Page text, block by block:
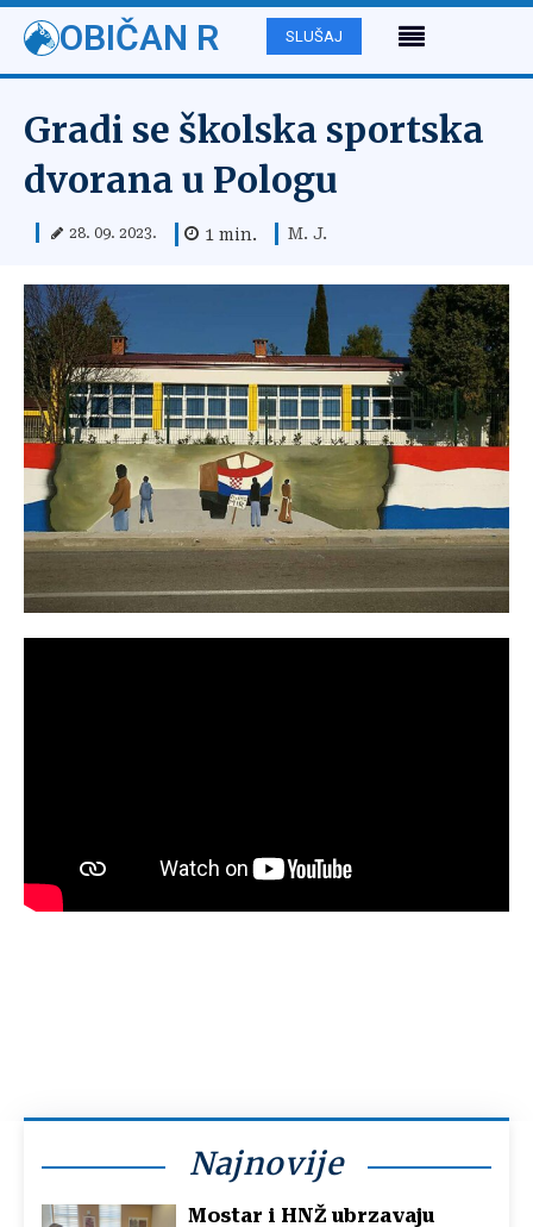
OBIČAN R SLUŠAJ
Gradi se školska sportska
dvorana u Pologu
28. 09. 2023. 1 min. M. J.
Najnovije
Mostar i HNŽ ubrzavaju